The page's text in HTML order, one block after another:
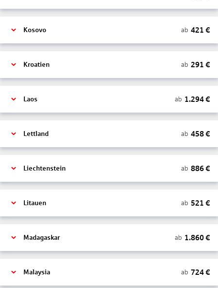
Kosovo ab 421 €
Kroatien ab 291 €
Laos ab 1.294€
Lettland ab 458€
Liechtenstein ab 886€
Litauen ab 521 €
Madagaskar ab 1.860€
Malaysia ab 724€